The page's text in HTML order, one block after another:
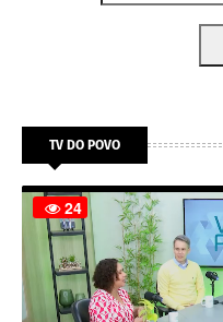
TV DO POVO